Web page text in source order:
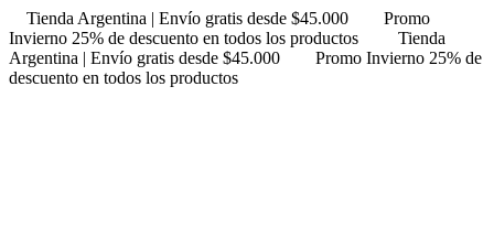
Tienda Argentina | Envío gratis desde $45.000
Promo
Invierno 25% de descuento en todos los productos
Tienda
Argentina | Envío gratis desde $45.000
Promo Invierno 25% de
descuento en todos los productos